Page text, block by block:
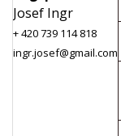
Josef Ingr
+ 420 739 114 818
ingr.josef@gmail.com